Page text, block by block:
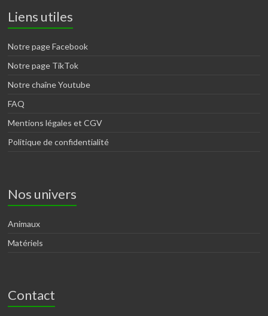
Liens utiles
Notre page Facebook
Notre page TikTok
Notre chaîne Youtube
FAQ
Mentions légales et CGV
Politique de confidentialité
Nos univers
Animaux
Matériels
Contact